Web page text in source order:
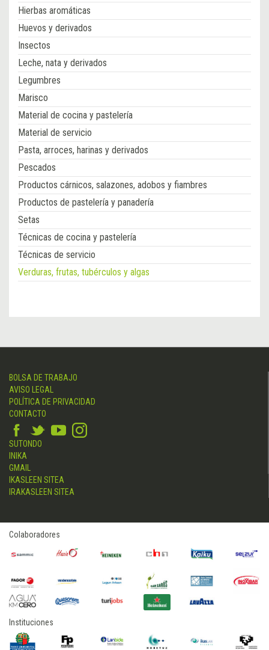
Hierbas aromáticas
Huevos y derivados
Insectos
Leche, nata y derivados
Legumbres
Marisco
Material de cocina y pastelería
Material de servicio
Pasta, arroces, harinas y derivados
Pescados
Productos cárnicos, salazones, adobos y fiambres
Productos de pastelería y panadería
Setas
Técnicas de cocina y pastelería
Técnicas de servicio
Verduras, frutas, tubérculos y algas
BOLSA DE TRABAJO
AVISO LEGAL
POLÍTICA DE PRIVACIDAD
CONTACTO
SUTONDO
INIKA
GMAIL
IKASLEEN SITEA
IRAKASLEEN SITEA
Colaboradores
Instituciones